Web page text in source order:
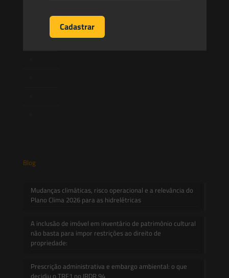
Newsletter
Publicações
Blog
Mudanças climáticas, risco operacional e a relevância do
Plano Clima 2026 para as hidrelétricas
A inclusão de imóvel em inventário de patrimônio cultural
não basta para impor restrições ao direito de
propriedade:
Prescrição administrativa e embargo ambiental: o que
decidiu o TRF1 no IRDR 94